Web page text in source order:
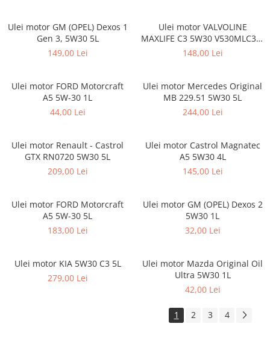
H1
Consumabile
Kit distributie
Accesorii
Accesorii Parbriz
Curatat sistem aer conditionat
Odorizante Auto BMW OE
Odorizante Paloma
Ulei motor GM (OPEL) Dexos 1
Gen 3, 5W30 5L
149,00 Lei
Ulei motor VALVOLINE
MAXLIFE C3 5W30 V530MLC3/4
4L
148,00 Lei
Ulei motor FORD Motorcraft
A5 5W-30 1L
44,00 Lei
Ulei motor Mercedes Original
MB 229.51 5W30 5L
244,00 Lei
Ulei motor Renault - Castrol
GTX RN0720 5W30 5L
209,00 Lei
Ulei motor Castrol Magnatec
A5 5W30 4L
145,00 Lei
Ulei motor FORD Motorcraft
A5 5W-30 5L
183,00 Lei
Ulei motor GM (OPEL) Dexos 2
5W30 1L
32,00 Lei
Ulei motor KIA 5W30 C3 5L
279,00 Lei
Ulei motor Mazda Original Oil
Ultra 5W30 1L
42,00 Lei
1 2 3 4